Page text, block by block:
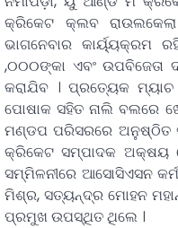
କ୍ରିକେଟ କ୍ଲବ
ଭାଗନେବାର
,୦୦୦ଙ୍କା ଏବଂ
କରାଯିବ । ପ୍ରତ୍ୟେକ
ପୋଷାକ ସହିତ ନାଲି ବଲରେ
ମଣ୍ଡପ ପରିସରରେ ଅନୁଷ୍ଠିତ
କ୍ରିକେଟ ସମ୍ପାଦକ ଅକ୍ଷୟ
ସମ୍ମିଳନୀରେ ଆସୋସିଏସନ
ମିଶ୍ର, ସତ୍ୟନ୍ଦ୍ର ମୋହନ
ପ୍ରମୁଖ ଉପସ୍ଥିତ ଥିଲେ ।